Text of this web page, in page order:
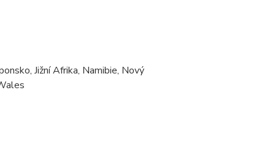
Jižní Afrika, Namibie, Nový